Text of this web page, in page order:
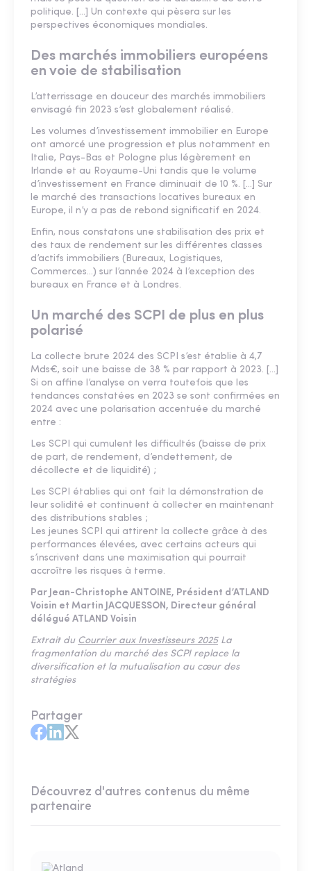
politique. [...] Un contexte qui pèsera sur les
perspectives économiques mondiales.
Des marchés immobiliers européens
en voie de stabilisation
L’atterrissage en douceur des marchés immobiliers
envisagé fin 2023 s’est globalement réalisé.
Les volumes d’investissement immobilier en Europe
ont amorcé une progression et plus notamment en
Italie, Pays-Bas et Pologne plus légèrement en
Irlande et au Royaume-Uni tandis que le volume
d’investissement en France diminuait de 10 %. [...] Sur
le marché des transactions locatives bureaux en
Europe, il n’y a pas de rebond significatif en 2024.
Enfin, nous constatons une stabilisation des prix et
des taux de rendement sur les différentes classes
d’actifs immobiliers (Bureaux, Logistiques,
Commerces…) sur l’année 2024 à l’exception des
bureaux en France et à Londres.
Un marché des SCPI de plus en plus
polarisé
La collecte brute 2024 des SCPI s’est établie à 4,7
Mds€, soit une baisse de 38 % par rapport à 2023. [...]
Si on affine l’analyse on verra toutefois que les
tendances constatées en 2023 se sont confirmées en
2024 avec une polarisation accentuée du marché
entre :
Les SCPI qui cumulent les difficultés (baisse de prix
de part, de rendement, d’endettement, de
décollecte et de liquidité) ;
Les SCPI établies qui ont fait la démonstration de
leur solidité et continuent à collecter en maintenant
des distributions stables ;
Les jeunes SCPI qui attirent la collecte grâce à des
performances élevées, avec certains acteurs qui
s’inscrivent dans une maximisation qui pourrait
accroître les risques à terme.
Par Jean-Christophe ANTOINE, Président d’ATLAND
Voisin et Martin JACQUESSON, Directeur général
délégué ATLAND Voisin
Extrait du Courrier aux Investisseurs 2025La
fragmentation du marché des SCPI replace la
diversification et la mutualisation au cœur des
stratégies
Partager
Découvrez d'autres contenus du même
partenaire